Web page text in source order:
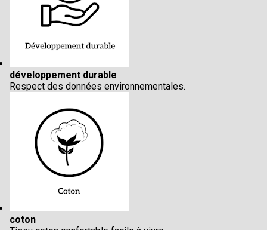
développement durable
Respect des données environnementales.
coton